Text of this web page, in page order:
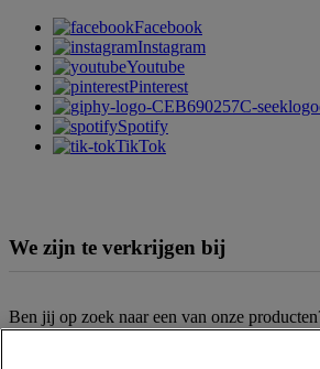
Facebook
Instagram
Youtube
Pinterest
Spotify
TikTok
We zijn te verkrijgen bij
Ben jij op zoek naar een van onze
verkooppunten. Het assortiment kan per